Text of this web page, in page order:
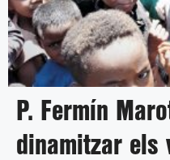
P. Fermín
dinamitzar els